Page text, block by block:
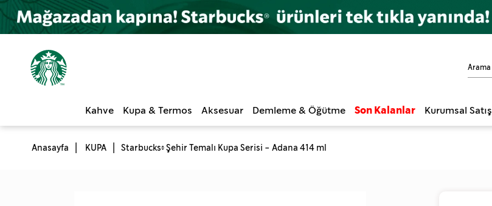
Kahve Kupa & Termos Aksesuar Demleme & Öğütme Son Kalanlar Kurumsal Satış
Anasayfa KUPA Starbucks® Şehir Temalı Kupa Serisi - Adana 414 ml